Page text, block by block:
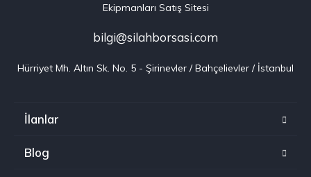
Ekipmanları Satış Sitesi
bilgi@silahborsasi.com
Hürriyet Mh. Altın Sk. No. 5 - Şirinevler / Bahçelievler / İstanbul
İlanlar
Blog